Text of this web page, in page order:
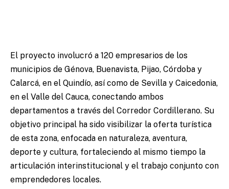
El proyecto involucró a 120 empresarios de los
municipios de Génova, Buenavista, Pijao, Córdoba y
Calarcá, en el Quindío, así como de Sevilla y Caicedonia,
en el Valle del Cauca, conectando ambos
departamentos a través del Corredor Cordillerano. Su
objetivo principal ha sido visibilizar la oferta turística
de esta zona, enfocada en naturaleza, aventura,
deporte y cultura, fortaleciendo al mismo tiempo la
articulación interinstitucional y el trabajo conjunto con
emprendedores locales.